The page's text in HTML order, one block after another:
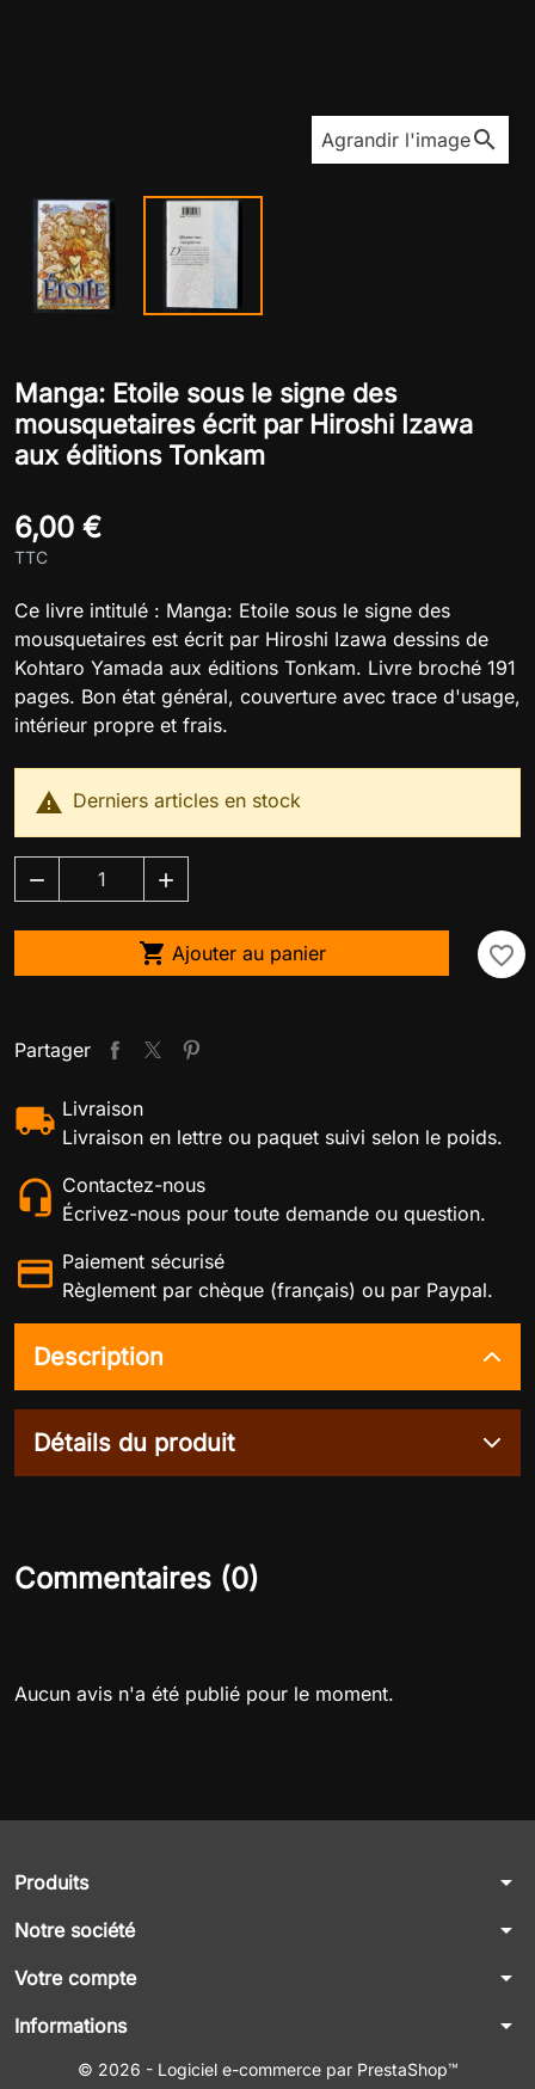
Agrandir l'imagesearch
Manga: Etoile sous le signe des
mousquetaires écrit par Hiroshi Izawa
aux éditions Tonkam
6,00 €
TTC
Ce livre intitulé : Manga: Etoile sous le signe des
mousquetaires est écrit par Hiroshi Izawa dessins de
Kohtaro Yamada aux éditions Tonkam. Livre broché 191
pages. Bon état général, couverture avec trace d'usage,
intérieur propre et frais.
 Derniers articles en stock
 
 Ajouter au panier favorite_border
Partager
Livraison
Livraison en lettre ou paquet suivi selon le poids.
Contactez-nous
Écrivez-nous pour toute demande ou question.
Paiement sécurisé
Règlement par chèque (français) ou par Paypal.
Description
Détails du produit
Commentaires (0)
Aucun avis n'a été publié pour le moment.
Produits arrow_drop_down
Notre société arrow_drop_down
Votre compte arrow_drop_down
Informations arrow_drop_down
© 2026 - Logiciel e-commerce par PrestaShop™